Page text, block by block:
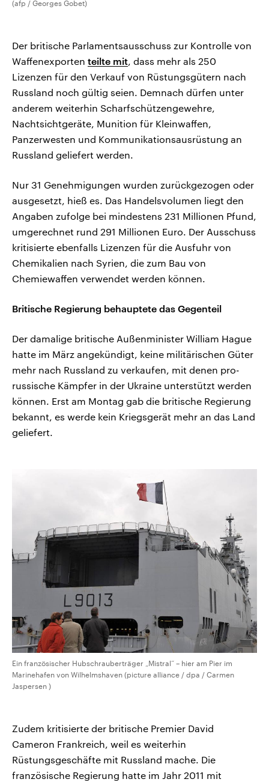
(afp / Georges Gobet)
Der britische Parlamentsausschuss zur Kontrolle von
Waffenexporten teilte mit, dass mehr als 250
Lizenzen für den Verkauf von Rüstungsgütern nach
Russland noch gültig seien. Demnach dürfen unter
anderem weiterhin Scharfschützengewehre,
Nachtsichtgeräte, Munition für Kleinwaffen,
Panzerwesten und Kommunikationsausrüstung an
Russland geliefert werden.
Nur 31 Genehmigungen wurden zurückgezogen oder
ausgesetzt, hieß es. Das Handelsvolumen liegt den
Angaben zufolge bei mindestens 231 Millionen Pfund,
umgerechnet rund 291 Millionen Euro. Der Ausschuss
kritisierte ebenfalls Lizenzen für die Ausfuhr von
Chemikalien nach Syrien, die zum Bau von
Chemiewaffen verwendet werden können.
Britische Regierung behauptete das Gegenteil
Der damalige britische Außenminister William Hague
hatte im März angekündigt, keine militärischen Güter
mehr nach Russland zu verkaufen, mit denen pro-
russische Kämpfer in der Ukraine unterstützt werden
können. Erst am Montag gab die britische Regierung
bekannt, es werde kein Kriegsgerät mehr an das Land
geliefert.
Ein französischer Hubschrauberträger „Mistral“ – hier am Pier im
Marinehafen von Wilhelmshaven (picture alliance / dpa / Carmen
Jaspersen )
Zudem kritisierte der britische Premier David
Cameron Frankreich, weil es weiterhin
Rüstungsgeschäfte mit Russland mache. Die
französische Regierung hatte im Jahr 2011 mit